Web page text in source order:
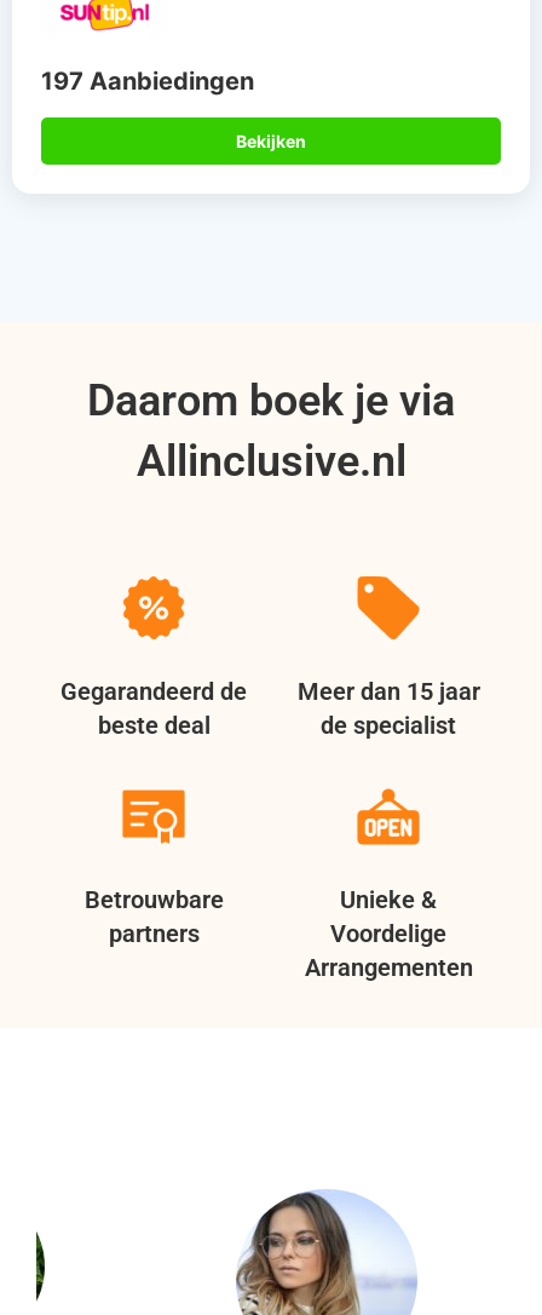
197 Aanbiedingen
Bekijken
Daarom boek je via
Allinclusive.nl
Gegarandeerd de
beste deal
Meer dan 15 jaar
de specialist
Betrouwbare
partners
Unieke &
Voordelige
Arrangementen